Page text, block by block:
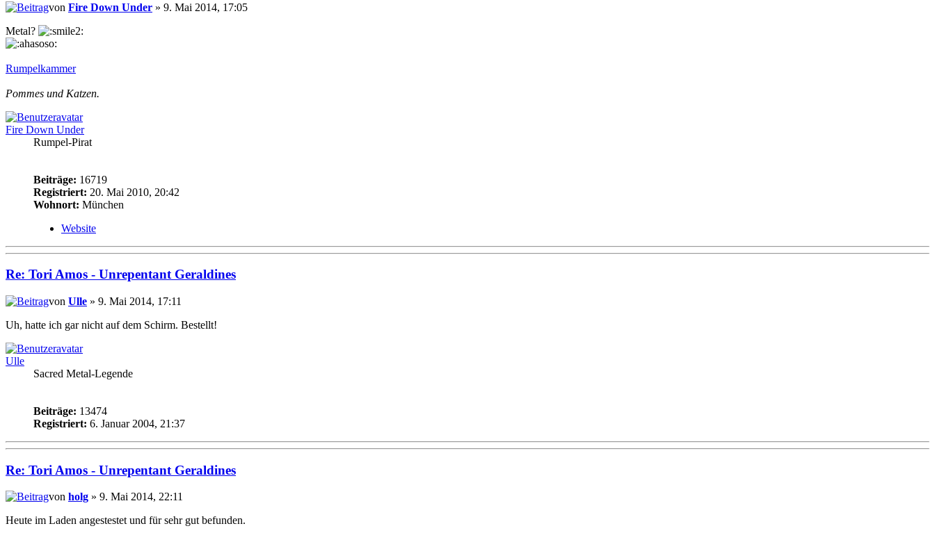
von Fire Down Under » 9. Mai 2014, 17:05
Metal?
Rumpelkammer
Pommes und Katzen.
Fire Down Under
Rumpel-Pirat
Beiträge: 16719
Registriert: 20. Mai 2010, 20:42
Wohnort: München
Website
Re: Tori Amos - Unrepentant Geraldines
von Ulle » 9. Mai 2014, 17:11
Uh, hatte ich gar nicht auf dem Schirm. Bestellt!
Ulle
Sacred Metal-Legende
Beiträge: 13474
Registriert: 6. Januar 2004, 21:37
Re: Tori Amos - Unrepentant Geraldines
von holg » 9. Mai 2014, 22:11
Heute im Laden angestestet und für sehr gut befunden.